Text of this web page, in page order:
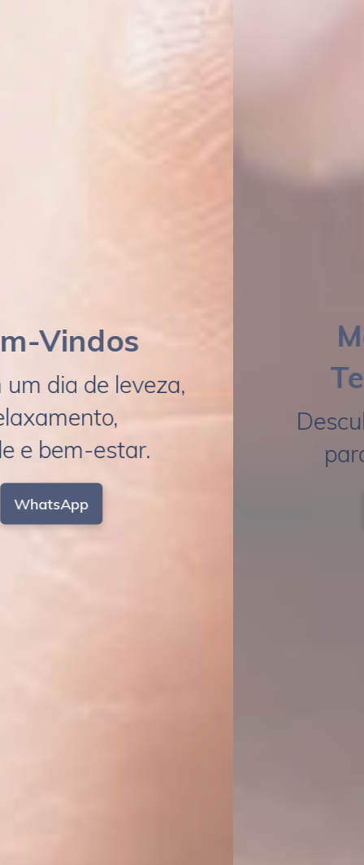
Massagem
Terapêutica
Descubra os benefícios
para a sua saúde.